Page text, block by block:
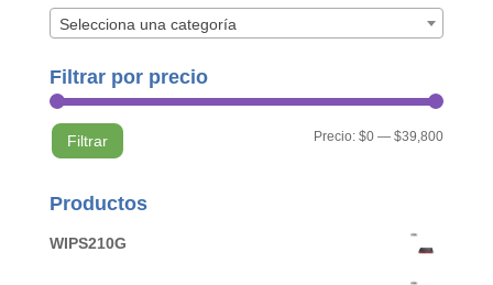
Selecciona una categoría
Filtrar por precio
Precio
Precio
Filtrar Precio:$0 —$39,800
Productos
WIPS210G